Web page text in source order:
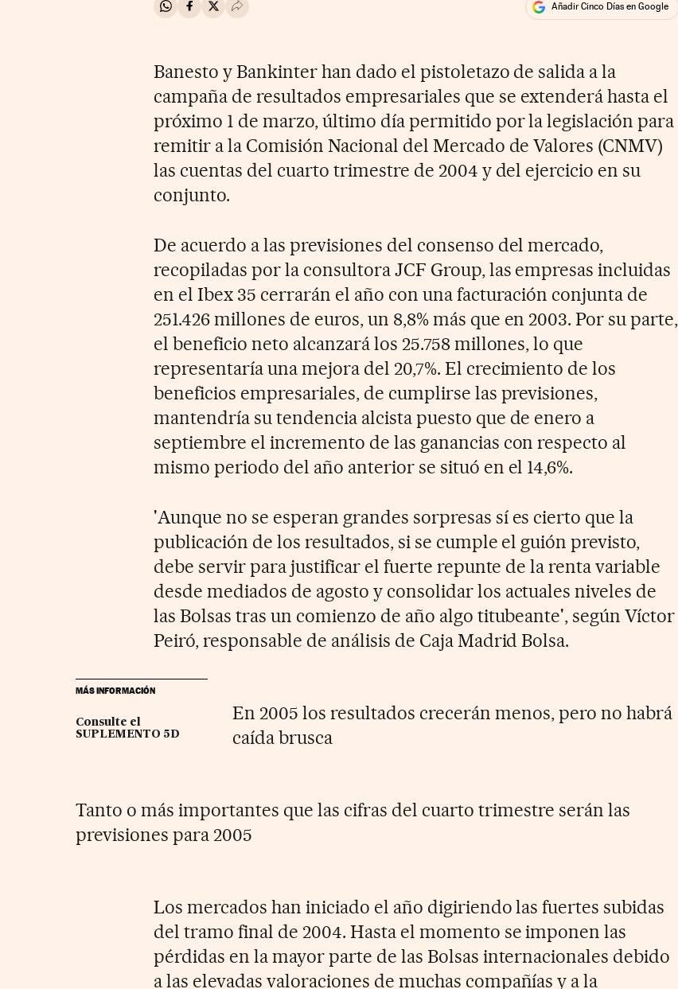
Compartir en Whatsapp
Compartir en Facebook
Compartir en Twitter
Desplegar Redes Sociales Añadir Cinco Días en Google
Banesto y Bankinter han dado el pistoletazo de salida a la
campaña de resultados empresariales que se extenderá hasta el
próximo 1 de marzo, último día permitido por la legislación para
remitir a la Comisión Nacional del Mercado de Valores (CNMV)
las cuentas del cuarto trimestre de 2004 y del ejercicio en su
conjunto.
De acuerdo a las previsiones del consenso del mercado,
recopiladas por la consultora JCF Group, las empresas incluidas
en el Ibex 35 cerrarán el año con una facturación conjunta de
251.426 millones de euros, un 8,8% más que en 2003. Por su parte,
el beneficio neto alcanzará los 25.758 millones, lo que
representaría una mejora del 20,7%. El crecimiento de los
beneficios empresariales, de cumplirse las previsiones,
mantendría su tendencia alcista puesto que de enero a
septiembre el incremento de las ganancias con respecto al
mismo periodo del año anterior se situó en el 14,6%.
'Aunque no se esperan grandes sorpresas sí es cierto que la
publicación de los resultados, si se cumple el guión previsto,
debe servir para justificar el fuerte repunte de la renta variable
desde mediados de agosto y consolidar los actuales niveles de
las Bolsas tras un comienzo de año algo titubeante', según Víctor
Peiró, responsable de análisis de Caja Madrid Bolsa.
MÁS INFORMACIÓN
Consulte el
SUPLEMENTO 5D
En 2005 los resultados crecerán menos, pero no habrá
caída brusca
Tanto o más importantes que las cifras del cuarto trimestre serán las
previsiones para 2005
Los mercados han iniciado el año digiriendo las fuertes subidas
del tramo final de 2004. Hasta el momento se imponen las
pérdidas en la mayor parte de las Bolsas internacionales debido
a las elevadas valoraciones de muchas compañías y a la